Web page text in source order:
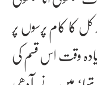
کا کام پرسوں پر
وقت اس قسم کی